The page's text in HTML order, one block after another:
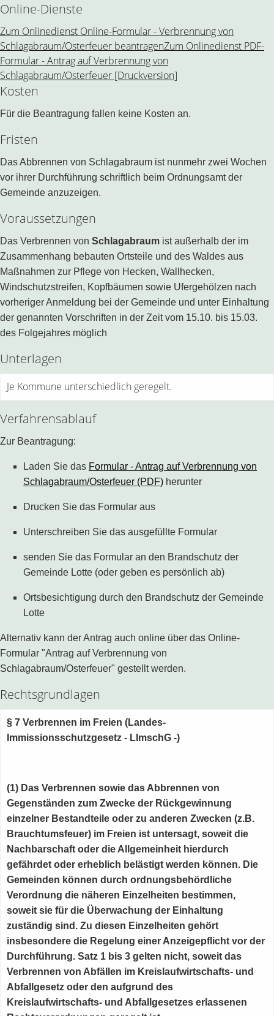
Online-Dienste
Zum Onlinedienst Online-Formular - Verbrennung von
Schlagabraum/Osterfeuer beantragenZum Onlinedienst PDF-
Formular - Antrag auf Verbrennung von
Schlagabraum/Osterfeuer [Druckversion]
Kosten
Für die Beantragung fallen keine Kosten an.
Fristen
Das Abbrennen von Schlagabraum ist nunmehr zwei Wochen
vor ihrer Durchführung schriftlich beim Ordnungsamt der
Gemeinde anzuzeigen.
Voraussetzungen
Das Verbrennen von Schlagabraum ist außerhalb der im
Zusammenhang bebauten Ortsteile und des Waldes aus
Maßnahmen zur Pflege von Hecken, Wallhecken,
Windschutzstreifen, Kopfbäumen sowie Ufergehölzen nach
vorheriger Anmeldung bei der Gemeinde und unter Einhaltung
der genannten Vorschriften in der Zeit vom 15.10. bis 15.03.
des Folgejahres möglich
Unterlagen
Je Kommune unterschiedlich geregelt.
Verfahrensablauf
Zur Beantragung:
Laden Sie das Formular - Antrag auf Verbrennung von
Schlagabraum/Osterfeuer (PDF) herunter
Drucken Sie das Formular aus
Unterschreiben Sie das ausgefüllte Formular
senden Sie das Formular an den Brandschutz der
Gemeinde Lotte (oder geben es persönlich ab)
Ortsbesichtigung durch den Brandschutz der Gemeinde
Lotte
Alternativ kann der Antrag auch online über das Online-
Formular "Antrag auf Verbrennung von
Schlagabraum/Osterfeuer" gestellt werden.
Rechtsgrundlagen
§ 7 Verbrennen im Freien (Landes-
Immissionsschutzgesetz - LImschG -)
(1) Das Verbrennen sowie das Abbrennen von
Gegenständen zum Zwecke der Rückgewinnung
einzelner Bestandteile oder zu anderen Zwecken (z.B.
Brauchtumsfeuer) im Freien ist untersagt, soweit die
Nachbarschaft oder die Allgemeinheit hierdurch
gefährdet oder erheblich belästigt werden können. Die
Gemeinden können durch ordnungsbehördliche
Verordnung die näheren Einzelheiten bestimmen,
soweit sie für die Überwachung der Einhaltung
zuständig sind. Zu diesen Einzelheiten gehört
insbesondere die Regelung einer Anzeigepflicht vor der
Durchführung. Satz 1 bis 3 gelten nicht, soweit das
Verbrennen von Abfällen im Kreislaufwirtschafts- und
Abfallgesetz oder den aufgrund des
Kreislaufwirtschafts- und Abfallgesetzes erlassenen